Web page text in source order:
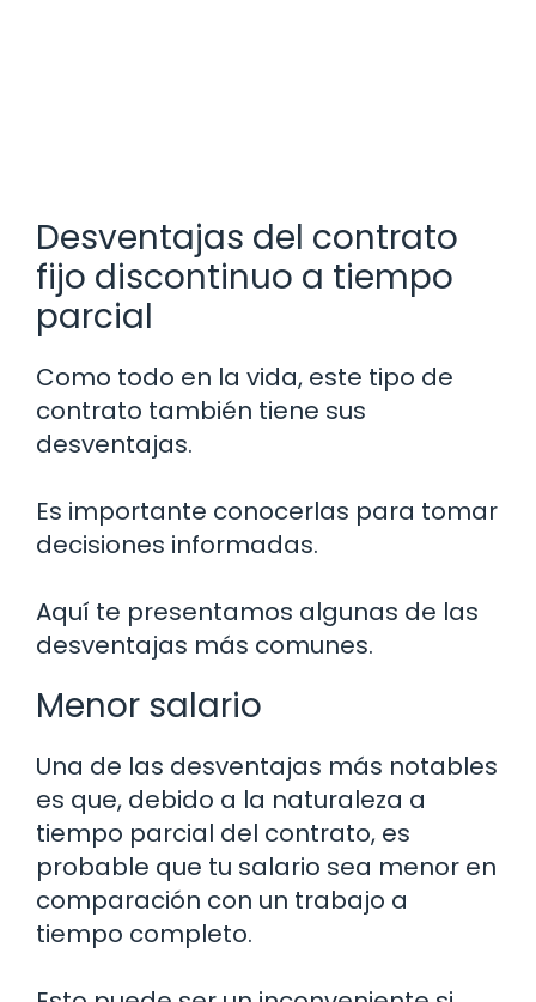
Desventajas del contrato
fijo discontinuo a tiempo
parcial
Como todo en la vida, este tipo de
contrato también tiene sus
desventajas.
Es importante conocerlas para tomar
decisiones informadas.
Aquí te presentamos algunas de las
desventajas más comunes.
Menor salario
Una de las desventajas más notables
es que, debido a la naturaleza a
tiempo parcial del contrato, es
probable que tu salario sea menor en
comparación con un trabajo a
tiempo completo.